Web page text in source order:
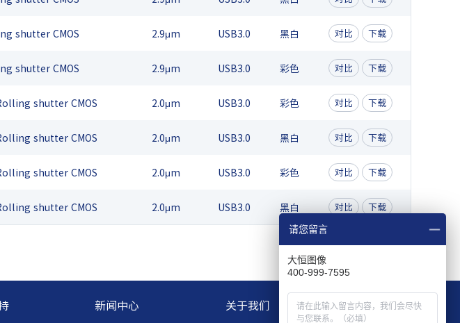
shutter CMOS 2.9μm USB3.0 黑白 对比 下载
shutter CMOS 2.9μm USB3.0 彩色 对比 下载
shutter CMOS 2.0μm USB3.0 彩色 对比 下载
shutter CMOS 2.0μm USB3.0 黑白 对比 下载
shutter CMOS 2.0μm USB3.0 彩色 对比 下载
shutter CMOS 2.0μm USB3.0 黑白 对比 下载
新闻中心 关于我们
请您留言
大恒图像
400-999-7595